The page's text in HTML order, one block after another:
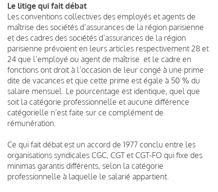
Le litige qui fait débat
Les conventions collectives des employés et agents de
maîtrise des sociétés d’assurances de la région parisienne
et des cadres des sociétés d’assurances de la région
parisienne prévoient en leurs articles respectivement 28 et
24 que l’employé ou agent de maîtrise et le cadre en
fonctions ont droit à l’occasion de leur congé à une prime
dite de vacances et que cette prime est égale à 50 % du
salaire mensuel. Le pourcentage est identique, quel que
soit la catégorie professionnelle et aucune différence
catégorielle n’est faite sur ce complément de
rémunération.
Ce qui fait débat est un accord de 1977 conclu entre les
organisations syndicales CGC, CGT et CGT-FO qui fixe des
minimas garantis différents, selon la catégorie
professionnelle à laquelle le salarié appartient.